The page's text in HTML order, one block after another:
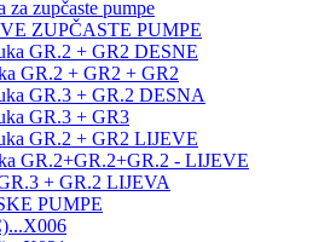
za zupčaste pumpe
ZUPČASTE PUMPE
GR.2 + GR2 DESNE
GR.2 + GR2 + GR2
GR.3 + GR.2 DESNA
GR.3 + GR3
GR.2 + GR2 LIJEVE
GR.2+GR.2+GR.2 - LIJEVE
+ GR.2 LIJEVA
PUMPE